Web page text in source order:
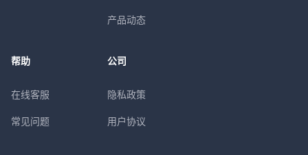
产品动态
帮助
在线客服
常见问题
公司
隐私政策
用户协议